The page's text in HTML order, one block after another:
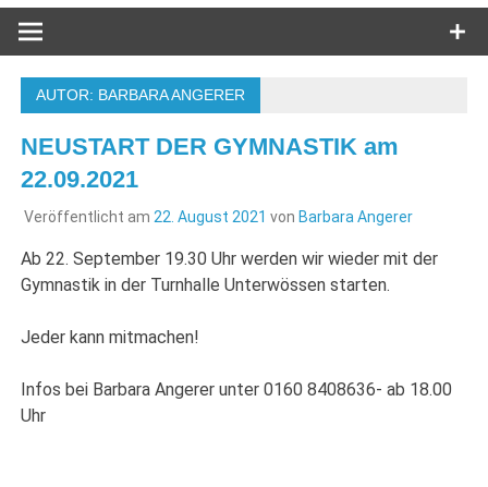
AUTOR: BARBARA ANGERER
NEUSTART DER GYMNASTIK am
22.09.2021
Veröffentlicht am 22. August 2021 von Barbara Angerer
Ab 22. September 19.30 Uhr werden wir wieder mit der
Gymnastik in der Turnhalle Unterwössen starten.
Jeder kann mitmachen!
Infos bei Barbara Angerer unter 0160 8408636- ab 18.00
Uhr